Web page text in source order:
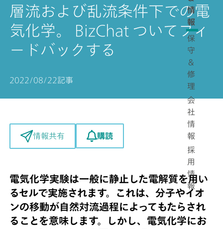
情
報
保
守
＆
修
理
会
社
情
報
採
用
情
報
層流および乱流条件下での電
気化学。 BizChat ついてフィ
ードバックする
2022/08/22記事
情報共有 購読
電気化学実験は一般に静止した電解質を用い
るセルで実施されます。これは、分子やイオ
ンの移動が自然対流過程によってもたらされ
ることを意味します。しかし、電気化学にお